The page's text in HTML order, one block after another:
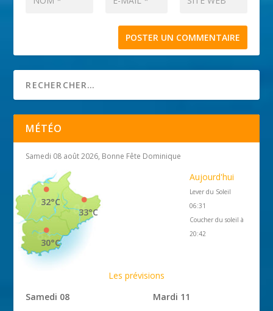
MÉTÉO
Samedi 08 août 2026, Bonne Fête Dominique
33°C
32°C
30°C
Aujourd'hui
Lever du Soleil
06:31
Coucher du soleil à
20:42
Les prévisions
Samedi 08
Mardi 11